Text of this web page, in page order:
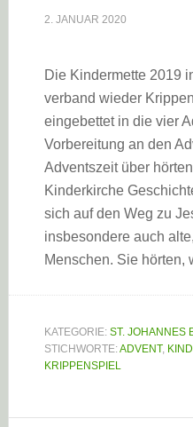
2. JANUAR 2020
Die Kindermette 2019
verband wieder
eingebettet in die vier
Vorbereitung an den
Adventszeit über
Kinderkirche
sich auf den Weg zu
insbesondere auch
Menschen. Sie hörten,
KATEGORIE: ST. JOHANNES
STICHWORTE:ADVENT,
KRIPPENSPIEL